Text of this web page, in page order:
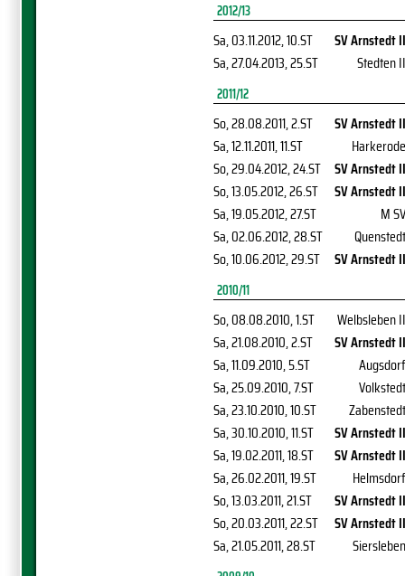
2012/13
Sa, 03.11.2012, 10.ST
SV Arnstedt II
Sa, 27.04.2013, 25.ST Stedten II
2011/12
So, 28.08.2011, 2.ST
SV Arnstedt II
Sa, 12.11.2011, 11.ST
Harkerode
So, 29.04.2012, 24.ST SV Arnstedt II
So, 13.05.2012, 26.ST
SV Arnstedt II
Sa, 19.05.2012, 27.ST
M SV
Sa, 02.06.2012, 28.ST
Quenstedt
So, 10.06.2012, 29.ST SV Arnstedt II
2010/11
So, 08.08.2010, 1.ST
Welbsleben II
Sa, 21.08.2010, 2.ST
SV Arnstedt II
Sa, 11.09.2010, 5.ST
Augsdorf
Sa, 25.09.2010, 7.ST
Volkstedt
Sa, 23.10.2010, 10.ST
Zabenstedt
Sa, 30.10.2010, 11.ST
SV Arnstedt II
Sa, 19.02.2011, 18.ST
SV Arnstedt II
Sa, 26.02.2011, 19.ST
Helmsdorf
So, 13.03.2011, 21.ST
SV Arnstedt II
So, 20.03.2011, 22.ST
SV Arnstedt II
Sa, 21.05.2011, 28.ST Siersleben